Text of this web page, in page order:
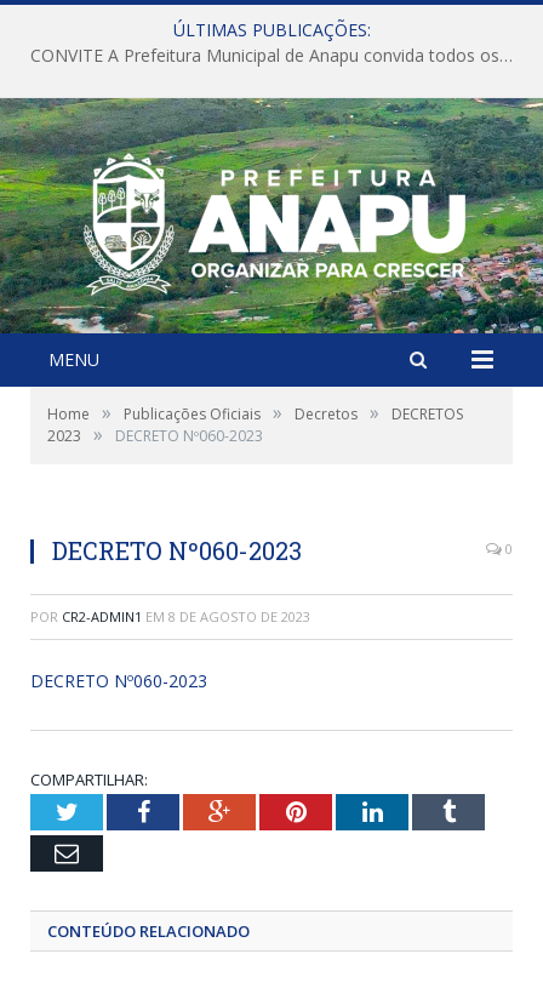
ÚLTIMAS PUBLICAÇÕES:
CONVITE A Prefeitura Municipal de Anapu convida todos os servidores públicos municipais para participarem da Audiência Pública de discussão da Lei de Diretrizes Orçamentárias (LDO), importante instrumento de planejamento das ações e investimentos da Administração Pública para o próximo exercício financeiro.
MENU
Home » Publicações Oficiais » Decretos »
DECRETOS
2023
» DECRETO Nº060-2023
DECRETO Nº060-2023 0
POR CR2-ADMIN1 EM 8 DE AGOSTO DE 2023
DECRETO Nº060-2023
COMPARTILHAR:
TwitterFacebookGoogle+PinterestLinkedInTumblr
Email
CONTEÚDO RELACIONADO